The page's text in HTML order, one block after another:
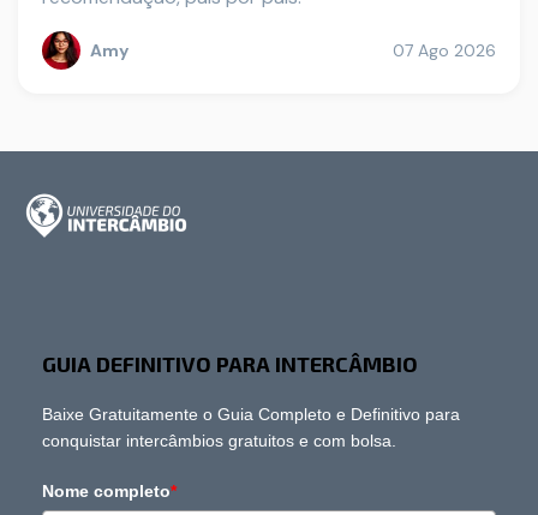
Amy 07 Ago 2026
GUIA DEFINITIVO PARA INTERCÂMBIO
Baixe Gratuitamente o Guia Completo e Definitivo para
conquistar intercâmbios gratuitos e com bolsa.
Nome completo*